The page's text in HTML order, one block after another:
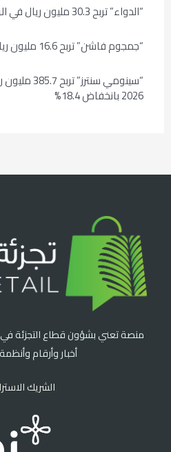
“الدواء” تربح 30.3 مليون ريال في الربع الثاني من 2026
“جمجوم فاشن” تربح 16.6 مليون ريال في الربع الثالث من 2026
“سينومي
2026 بانخفاض 18.4%
منصة تعني بشؤون قطاع التجزئة
أخبار وأرقام
الشريك